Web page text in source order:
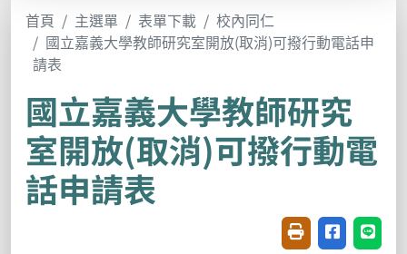
首頁 主選單 表單下載
校內同仁
國立嘉義大學教師研究室開放(取消)可撥行動電話申
請表
國立嘉義大學教師研究
室開放(取消)可撥行動電
話申請表
友善列印(開新視
分享至臉書
分享